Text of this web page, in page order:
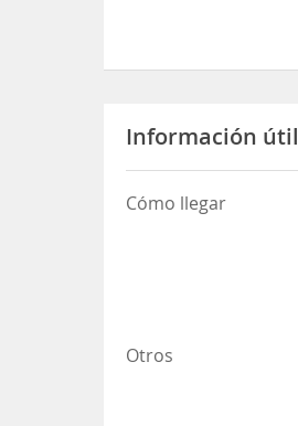
Información útil
Cómo llegar
Otros